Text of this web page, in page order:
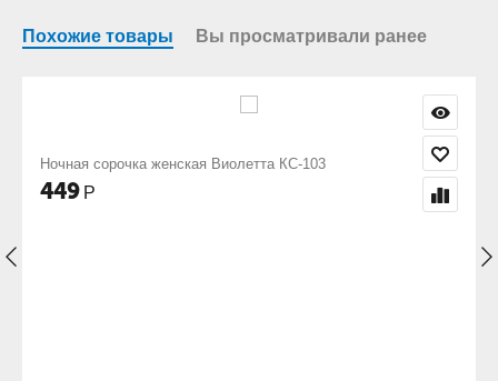
Похожие товары Вы просматривали ранее
Виолетта КС-103 Ночная сорочка женская